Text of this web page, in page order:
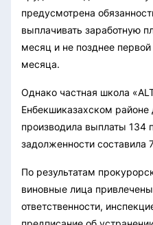
предусмотрена
выплачивать заработную
месяц и не позднее
месяца.
Однако частная школа
Енбекшиказахском районе
производила выплаты 134
задолженности составила
По результатам
виновные лица
ответственности,